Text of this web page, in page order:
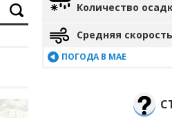
Количество
Средняя
ПОГОДА В МАЕ